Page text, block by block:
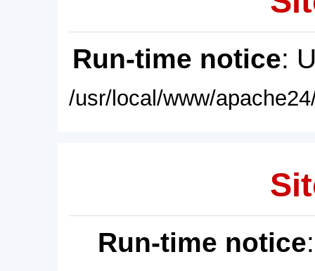
Run-time notice:
/usr/local/www/
Run-time notice